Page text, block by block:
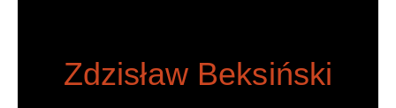
Zdzisław Beksiński